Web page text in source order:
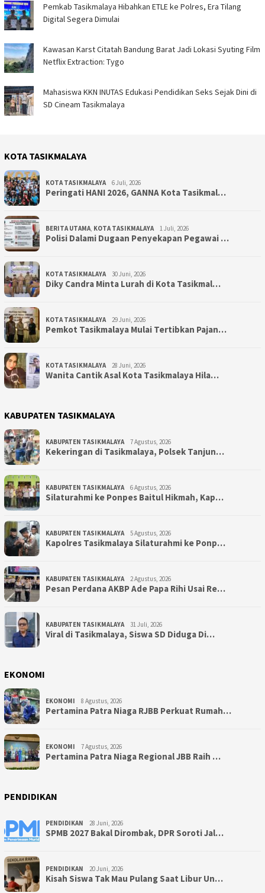
Pemkab Tasikmalaya Hibahkan ETLE ke Polres, Era Tilang
Digital Segera Dimulai
Kawasan Karst Citatah Bandung Barat Jadi Lokasi Syuting Film
Netflix Extraction: Tygo
Mahasiswa KKN INUTAS Edukasi Pendidikan Seks Sejak Dini di
SD Cineam Tasikmalaya
KOTA TASIKMALAYA
KOTA TASIKMALAYA 6 Juli, 2026
Peringati HANI 2026, GANNA Kota Tasikmal…
BERITA UTAMA KOTA TASIKMALAYA 1 Juli, 2026
Polisi Dalami Dugaan Penyekapan Pegawai …
KOTA TASIKMALAYA 30 Juni, 2026
Diky Candra Minta Lurah di Kota Tasikmal…
KOTA TASIKMALAYA 29 Juni, 2026
Pemkot Tasikmalaya Mulai Tertibkan Pajan…
KOTA TASIKMALAYA 28 Juni, 2026
Wanita Cantik Asal Kota Tasikmalaya Hila…
KABUPATEN TASIKMALAYA
KABUPATEN TASIKMALAYA 7 Agustus, 2026
Kekeringan di Tasikmalaya, Polsek Tanjun…
KABUPATEN TASIKMALAYA 6 Agustus, 2026
Silaturahmi ke Ponpes Baitul Hikmah, Kap…
KABUPATEN TASIKMALAYA 5 Agustus, 2026
Kapolres Tasikmalaya Silaturahmi ke Ponp…
KABUPATEN TASIKMALAYA 2 Agustus, 2026
Pesan Perdana AKBP Ade Papa Rihi Usai Re…
KABUPATEN TASIKMALAYA 31 Juli, 2026
Viral di Tasikmalaya, Siswa SD Diduga Di…
EKONOMI
EKONOMI 8 Agustus, 2026
Pertamina Patra Niaga RJBB Perkuat Rumah…
EKONOMI 7 Agustus, 2026
Pertamina Patra Niaga Regional JBB Raih …
PENDIDIKAN
PENDIDIKAN 28 Juni, 2026
SPMB 2027 Bakal Dirombak, DPR Soroti Jal…
PENDIDIKAN 20 Juni, 2026
Kisah Siswa Tak Mau Pulang Saat Libur Un…